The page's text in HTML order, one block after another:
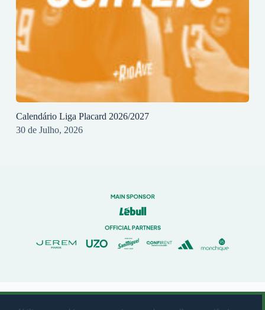
Calendário Liga Placard 2026/2027
30 de Julho, 2026